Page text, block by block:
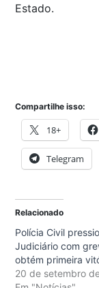
Estado.
Compartilhe isso:
18+
Telegram
Relacionado
Polícia Civil
Judiciário com
obtém primeira
20 de setembro